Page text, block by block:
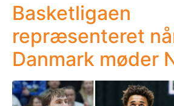
Basketligaen
repræsenteret
Danmark møder